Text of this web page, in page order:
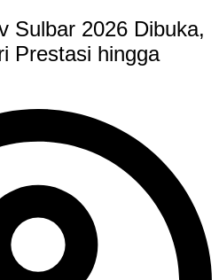
Sulbar 2026 Dibuka,
Prestasi hingga